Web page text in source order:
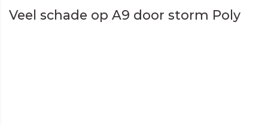
Veel schade op A9 door storm Poly